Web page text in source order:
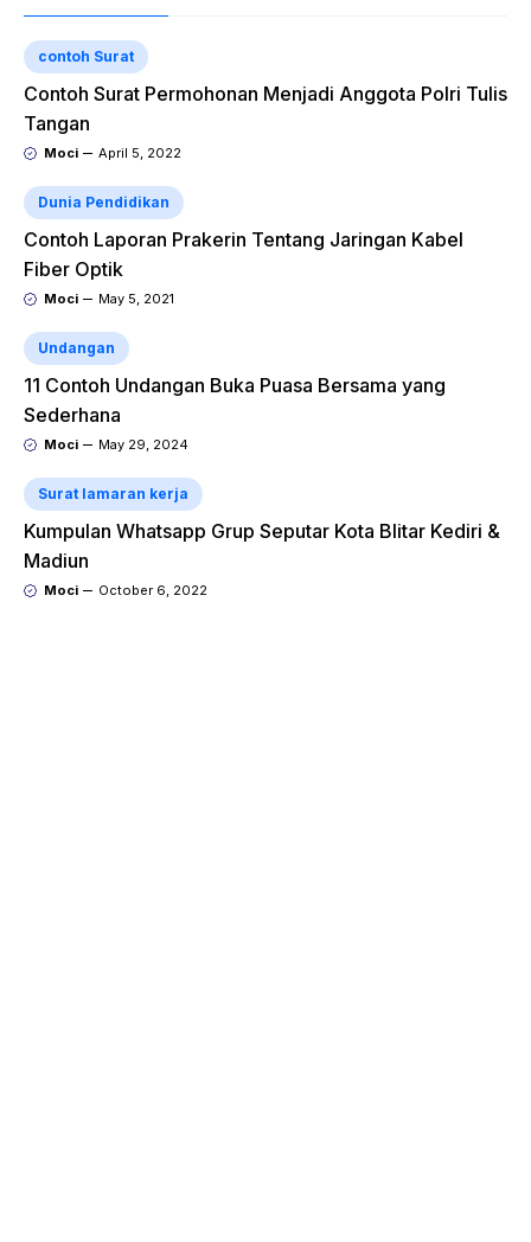
contoh Surat
Contoh Surat Permohonan Menjadi Anggota Polri Tulis
Tangan
Moci April 5, 2022
Dunia Pendidikan
Contoh Laporan Prakerin Tentang Jaringan Kabel
Fiber Optik
Moci May 5, 2021
Undangan
11 Contoh Undangan Buka Puasa Bersama yang
Sederhana
Moci May 29, 2024
Surat lamaran kerja
Kumpulan Whatsapp Grup Seputar Kota Blitar Kediri &
Madiun
Moci October 6, 2022